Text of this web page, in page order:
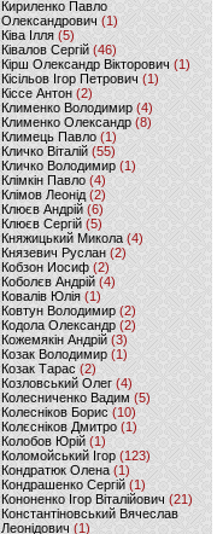
Кириленко Павло
Олександрович (1)
Ківа Ілля (5)
Ківалов Сергій(46)
Кірш Олександр Вікторович (1)
Кісільов Ігор Петрович (1)
Кіссе Антон (2)
Клименко Володимир(4)
Клименко Олександр (8)
Климець Павло (1)
Кличко Віталій(55)
Кличко Володимир (1)
Клімкін Павло (4)
Клімов Леонід(2)
Клюєв Андрій(6)
Клюєв Сергій (5)
Княжицький Микола(4)
Князевич Руслан (2)
Кобзон Иосиф(2)
Коболєв Андрій (4)
Ковалів Юлія(1)
Ковтун Володимир (2)
Кодола Олександр (2)
Кожемякін Андрій (3)
Козак Володимир (1)
Козак Тарас (2)
Козловський Олег(4)
Колесниченко Вадим (5)
Колесніков Борис (10)
Колєсніков Дмитро (1)
Колобов Юрій (1)
Коломойський Ігор (123)
Кондратюк Олена(1)
Кондрашенко Сергій (1)
Кононенко Ігор Віталійович (21)
Константіновський Вячеслав
Леонідович (1)